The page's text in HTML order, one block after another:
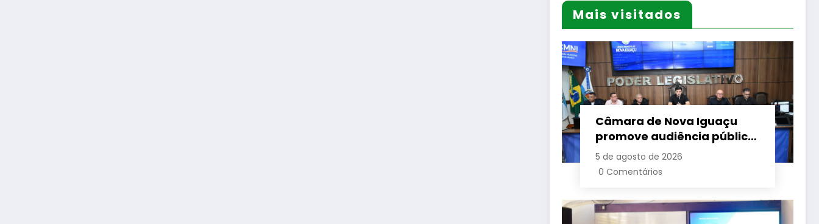
Mais visitados
Câmara de Nova Iguaçu
promove audiência pública
para cobrar melhorias no
fornecimento de energia
5 de agosto de 2026
0 Comentários